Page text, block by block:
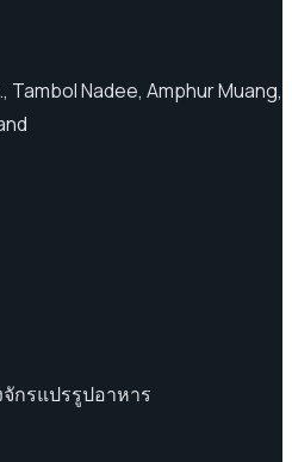
Tambol Nadee, Amphur Muang,
กรแปรรูปอาหาร